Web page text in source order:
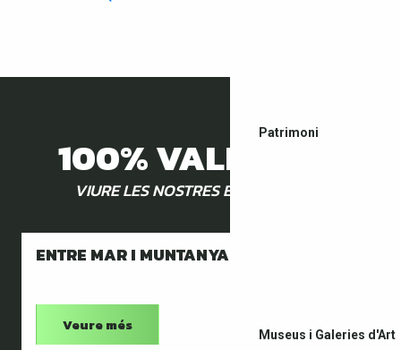
Patrimoni
Museus i Galeries d'Art
100% VALLESPIR
VIURE LES NOSTRES EXPERIÈNCIES
ENTRE MAR I MUNTANYA
Veure més